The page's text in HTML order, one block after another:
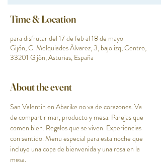
Time & Location
para disfrutar del 17 de feb al 18 de mayo
Gijón, C. Melquiades Álvarez, 3, bajo izq, Centro,
33201 Gijón, Asturias, España
About the event
San Valentín en Abarike no va de corazones. Va
de compartir mar, producto y mesa. Parejas que
comen bien. Regalos que se viven. Experiencias
con sentido. Menu especial para esta noche que
incluye una copa de bienvenida y una rosa en la
mesa.